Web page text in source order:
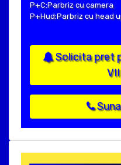
P+C:Parbriz cu camera
P+Hud:Parbriz cu head
Solicita pret